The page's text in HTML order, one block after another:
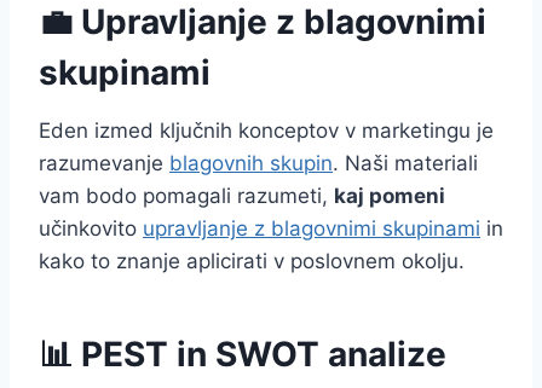
💼 Upravljanje z blagovnimi
skupinami
Eden izmed ključnih konceptov v marketingu je
razumevanje blagovnih skupin. Naši materiali
vam bodo pomagali razumeti, kaj pomeni
učinkovito upravljanje z blagovnimi skupinami in
kako to znanje aplicirati v poslovnem okolju.
📊 PEST in SWOT analize